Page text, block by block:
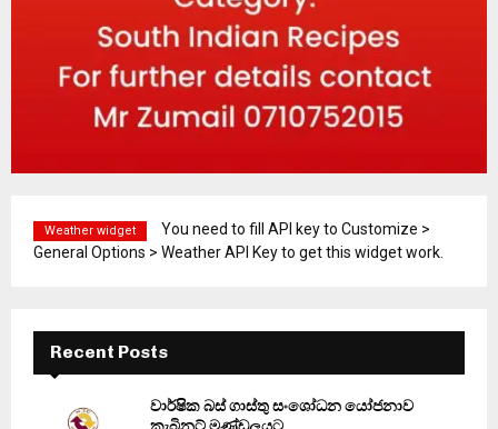
Weather widget
You need to fill API key to Customize >
General Options > Weather API Key to get this widget work.
Recent Posts
වාර්ෂික බස් ගාස්තු සංශෝධන යෝජනාව